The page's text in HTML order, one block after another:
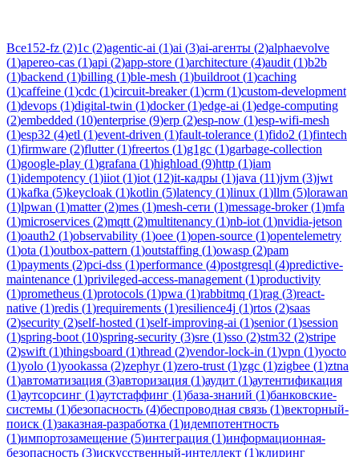
Все152-fz (2)1c (2)agentic-ai (1)ai (3)ai-агенты (2)alphaevolve
(1)apereo-cas (1)api (2)app-store (1)architecture (4)audit (1)b2b
(1)backend (1)billing (1)ble-mesh (1)buildroot (1)caching
(1)caffeine (1)cdc (1)circuit-breaker(1)crm (1)custom-development
(1)devops (1)digital-twin (1)docker(1)edge-ai (1)edge-computing
(2)embedded (10)enterprise (9)erp (2)esp-now (1)esp-wifi-mesh
(1)esp32 (4)etl (1)event-driven (1)fault-tolerance (1)fido2 (1)fintech
(1)firmware (2)flutter(1)freertos (1)g1gc (1)garbage-collection
(1)google-play (1)grafana (1)highload (9)http (1)iam
(1)idempotency (1)iiot (1)iot (12)it-кадры (1)java (11)jvm (3)jwt
(1)kafka (5)keycloak (1)kotlin (5)latency (1)linux (1)llm (5)lorawan
(1)lpwan (1)matter(2)mes (1)mesh-сети (1)message-broker(1)mfa
(1)microservices (2)mqtt (2)multitenancy (1)nb-iot (1)nvidia-jetson
(1)oauth2 (1)observability (1)oee (1)open-source (1)opentelemetry
(1)ota (1)outbox-pattern (1)outstaffing (1)owasp (2)pam
(1)payments (2)pci-dss (1)performance (4)postgresql (4)predictive-
maintenance (1)privileged-access-management (1)productivity
(1)prometheus (1)protocols (1)pwa (1)rabbitmq (1)rag (3)react-
native (1)redis (1)requirements (1)resilience4j (1)rtos (2)saas
(2)security (2)self-hosted (1)self-improving-ai (1)senior(1)session
(1)spring-boot (10)spring-security (3)sre (1)sso (2)stm32 (2)stripe
(2)swift (1)thingsboard (1)thread (2)vendor-lock-in (1)vpn (1)yocto
(1)yolo (1)yookassa (2)zephyr(1)zero-trust (1)zgc (1)zigbee (1)ztna
(1)автоматизация (3)авторизация (1)аудит (1)аутентификация
(1)аутсорсинг (1)аутстаффинг (1)база-знаний (1)банковские-
системы (1)безопасность (4)беспроводная связь (1)векторный-
поиск (1)заказная-разработка (1)идемпотентность
(1)импортозамещение (5)интеграция (1)информационная-
безопасность (3)искусственный-интеллект (1)клиринг